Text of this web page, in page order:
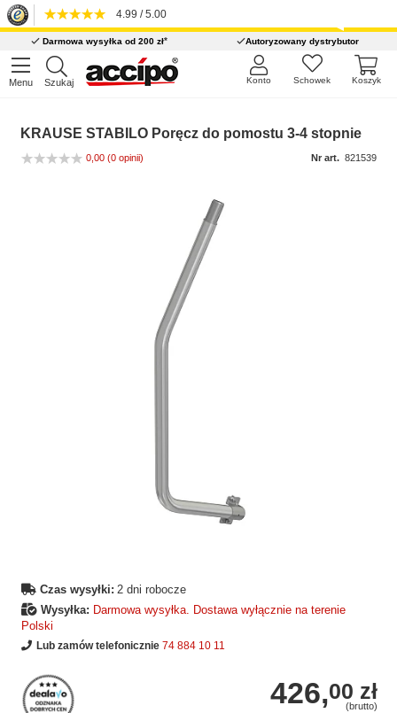
4.99 / 5.00
Darmowa wysyłka od 200 zł* Autoryzowany dystrybutor
Menu Szukaj Koszyk
Schowek
Konto
KRAUSE STABILO Poręcz do pomostu 3-4 stopnie
0,00 (0 opinii) Nr art. 821539
Czas wysyłki: 2 dni robocze
Wysyłka: Darmowa wysyłka. Dostawa wyłącznie na terenie
Polski
Lub zamów telefonicznie 74 884 10 11
426,00 zł
(brutto)